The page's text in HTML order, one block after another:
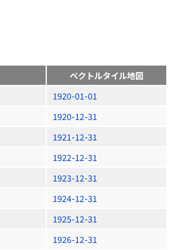
ベクトルタイル地図
1920-01-01
1920-12-31
1921-12-31
1922-12-31
1923-12-31
1924-12-31
1925-12-31
1926-12-31